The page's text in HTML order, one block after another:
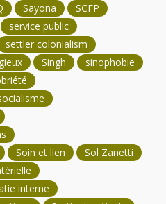
Sayona
SCFP
service public
settler colonialism
Singh
sinophobie
Soin et lien
Sol Zanetti
interne